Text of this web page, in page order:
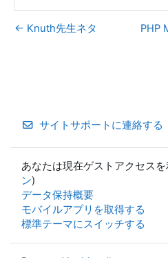
← Knuth先生ネタ PHP
サイトサポートに連絡する
あなたは現在ゲストアクセス
ン)
データ保持概要
モバイルアプリを取得する
標準テーマにスイッチする